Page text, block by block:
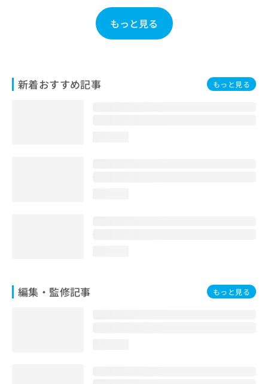
もっと見る
新着おすすめ記事 もっと見る
編集・監修記事 もっと見る
は
こ